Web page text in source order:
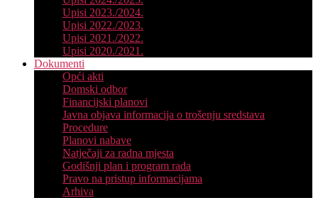
Upisi 2023./2024.
Upisi 2022./2023.
Upisi 2021./2022.
Upisi 2020./2021.
Dokumenti
Opći akti
Domski odbor
Financijski planovi
Javna objava informacija o trošenju sredstava
Procedure
Planovi nabave
Natječaji za radna mjesta
Godišnji plan i program rada
Pravo na pristup informacijama
Arhiva